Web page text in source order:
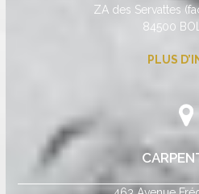
ZA des Servattes
84500
PLUS